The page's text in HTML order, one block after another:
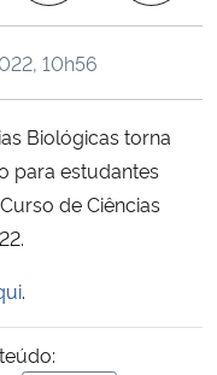
10h56
Biológicas torna
para estudantes
de Ciências
.